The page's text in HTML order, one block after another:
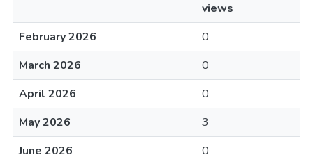
views
February 2026
0
March 2026
0
April 2026
0
May 2026
3
June 2026
0